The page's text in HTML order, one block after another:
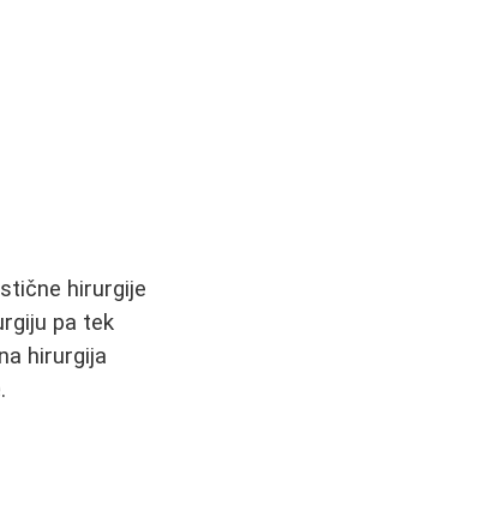
hirurgije
pa tek
hirurgija